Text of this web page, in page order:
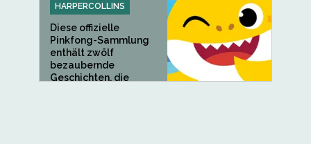
HARPERCOLLINS
Diese offizielle
Pinkfong-Sammlung
enthält zwölf
bezaubernde
Geschichten, die